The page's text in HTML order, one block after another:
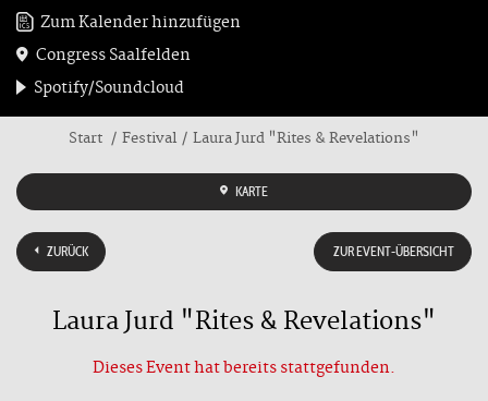
Zum Kalender hinzufügen
Congress Saalfelden
Spotify/Soundcloud
Start Festival Laura Jurd "Rites & Revelations"
KARTE
ZURÜCK ZUR EVENT-ÜBERSICHT
Laura Jurd "Rites & Revelations"
Dieses Event hat bereits stattgefunden.